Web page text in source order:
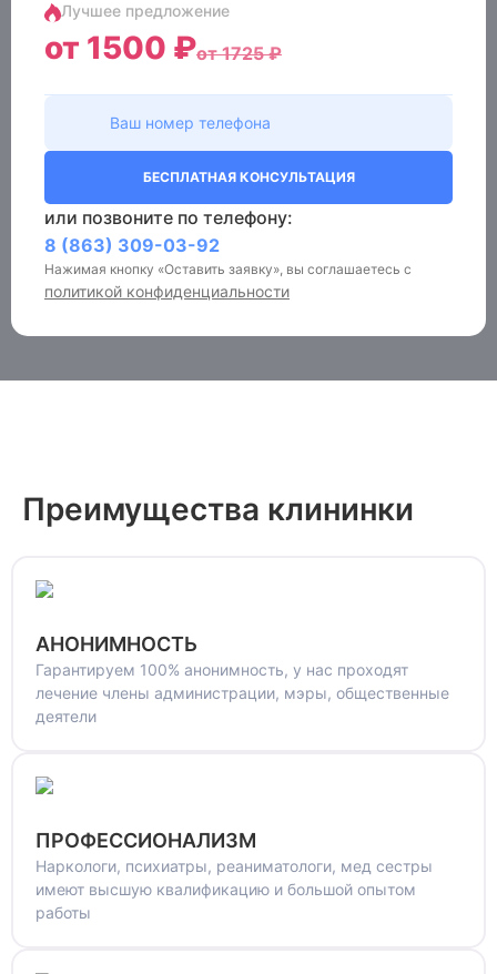
от 1500 ₽от 1725 ₽
Лучшее предложение
БЕСПЛАТНАЯ КОНСУЛЬТАЦИЯ
или позвоните по телефону:
8 (863) 309-03-92
Нажимая кнопку «Оставить заявку», вы соглашаетесь с
политикой конфиденциальности
Преимущества клининки
АНОНИМНОСТЬ
Гарантируем 100% анонимность, у нас проходят
лечение члены администрации, мэры, общественные
деятели
ПРОФЕССИОНАЛИЗМ
Наркологи, психиатры, реаниматологи, мед сестры
имеют высшую квалификацию и большой опытом
работы